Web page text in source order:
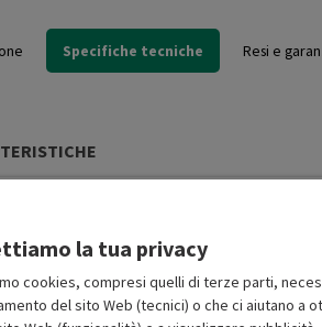
Specifiche tecniche Resi e
Libera installazione
la tua privacy
cookies, compresi quelli di terze parti,
del sito Web (tecnici) o che ci aiutano a